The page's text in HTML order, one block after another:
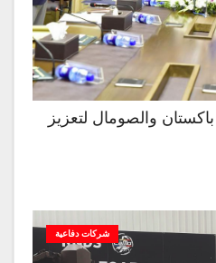
والصومال لتعزيز
شركات دفاعية